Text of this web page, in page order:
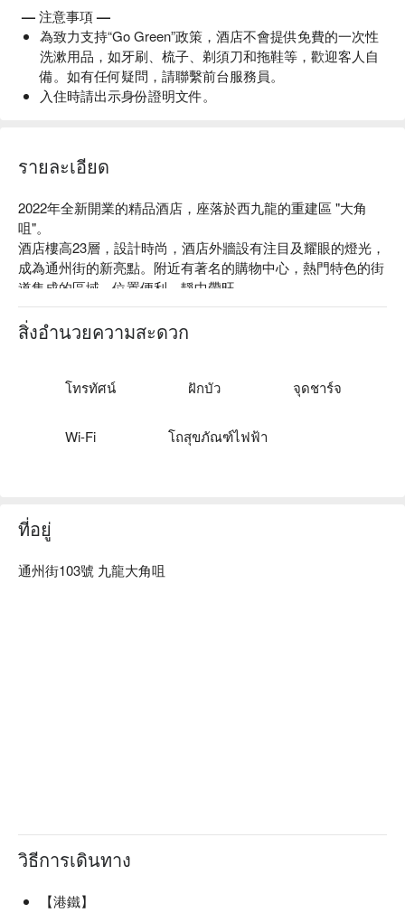
— 注意事項 —
為致力支持“Go Green”政策，酒店不會提供免費的一次性
洗漱用品，如牙刷、梳子、剃須刀和拖鞋等，歡迎客人自
備。如有任何疑問，請聯繫前台服務員。
入住時請出示身份證明文件。
รายละเอียด
2022年全新開業的精品酒店，座落於西九龍的重建區 "大角
咀"。
酒店樓高23層，設計時尚，酒店外牆設有注目及耀眼的燈光，
成為通州街的新亮點。附近有著名的購物中心，熱門特色的街
道集成的區域，位置便利，靜中帶旺。
酒店擁有154間客房，房間內設計簡約、現代、清潔及舒適的
房間，全部客房均為落地大窗，讓住客觀賞西九龍的美麗風
สิ่งอำนวยความสะดวก
โทรทัศน์ ฝักบัว จุดชาร์จ
Wi-Fi โถสุขภัณฑ์ไฟฟ้า
ที่อยู่
通州街103號 九龍大角咀
วิธีการเดินทาง
【港鐵】